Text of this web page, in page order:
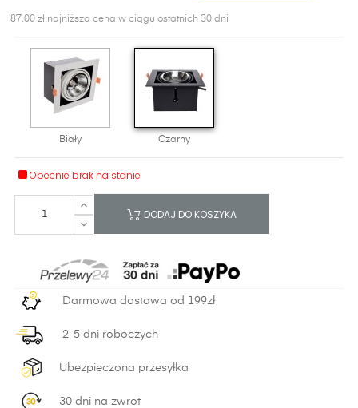
87,00 zł najniższa cena w ciągu ostatnich 30 dni
Biały Czarny
Obecnie brak na stanie
DODAJ DO KOSZYKA
Darmowa dostawa od 199zł
2-5 dni roboczych
Ubezpieczona przesyłka
30 dni na zwrot